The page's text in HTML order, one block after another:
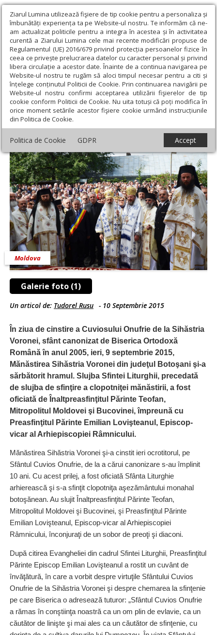
Ziarul Lumina utilizează fişiere de tip cookie pentru a personaliza și
îmbunătăți experiența ta pe Website-ul nostru. Te informăm că ne-
am actualizat politicile pentru a integra în acestea și în activitatea
curentă a Ziarului Lumina cele mai recente modificări propuse de
Regulamentul (UE) 2016/679 privind protecția persoanelor fizice în
ceea ce privește prelucrarea datelor cu caracter personal și privind
libera circulație a acestor date. Înainte de a continua navigarea pe
Website-ul nostru te rugăm să aloci timpul necesar pentru a citi și
înțelege conținutul Politicii de Cookie. Prin continuarea navigării pe
Website-ul nostru confirmi acceptarea utilizării fişierelor de tip
cookie conform Politicii de Cookie. Nu uita totuși că poți modifica în
orice moment setările acestor fişiere cookie urmând instrucțiunile
din Politica de Cookie.
Politica de Cookie GDPR Accept
Ziarul Lumina › Regionale › Moldova › Liturghie arhierească şi
sfinţire de clopotniţă, la Mănăstirea Sihăstria Voronei
Liturghie arhierească şi sfinţire de
clopotniţă, la Mănăstirea Sihăstria Voronei
Galerie foto (1)
Moldova
Un articol de: Tudorel Rusu - 10 Septembrie 2015
În ziua de cinstire a Cuviosului Onufrie de la Sihăstria
Voronei, sfânt canonizat de Biserica Ortodoxă
Română în anul 2005, ieri, 9 septembrie 2015,
Mănăstirea Sihăstria Voronei din judeţul Botoşani şi-a
sărbătorit hramul. Slujba Sfintei Liturghii, precedată
de slujba de sfinţire a clopotniţei mănăstirii, a fost
oficiată de Înaltpreasfinţitul Părinte Teofan,
Mitropolitul Moldovei şi Bucovinei, împreună cu
Preasfinţitul Părinte Emilian Lovişteanul, Episcop-
vicar al Arhiepiscopiei Râmnicului.
Mănăstirea Sihăstria Voronei şi-a cinstit ieri ocrotitorul, pe
Sfântul Cuvios Onufrie, de la a cărui canonizare s-au împlinit
10 ani. Cu acest prilej, a fost oficiată Sfânta Liturghie
arhierească şi s-a sfinţit clopotniţa aşezământului monahal
botoşănean. Au slujit Înaltpreasfinţitul Părinte Teofan,
Mitropolitul Moldovei şi Bucovinei, şi Preasfinţitul Părinte
Emilian Lovişteanul, Episcop-vicar al Arhiepiscopiei
Râmnicului, înconjuraţi de un sobor de preoţi şi diaconi.
După citirea Evangheliei din cadrul Sfintei Liturghii, Preasfinţitul
Părinte Episcop Emilian Lovişteanul a rostit un cuvânt de
învăţătură, în care a vorbit despre virtuţile Sfântului Cuvios
Onufrie de la Sihăstria Voronei şi despre chemarea la sfinţenie
pe care Biserica o adresează tuturor: „Sfântul Cuvios Onufrie
a rămas în conştiinţa noastră ca un om plin de evlavie, ca un
căutător de linişte şi mai ales ca un căutător de sfinţenie, cu